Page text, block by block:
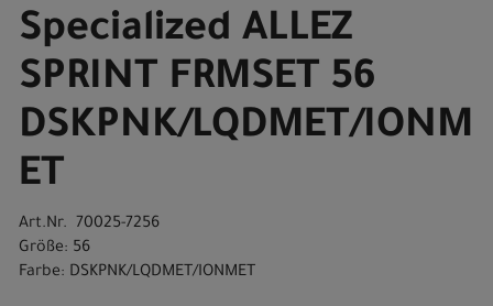
Specialized ALLEZ
SPRINT FRMSET 56
DSKPNK/LQDMET/IONM
ET
Art.Nr. 70025-7256
Größe: 56
Farbe: DSKPNK/LQDMET/IONMET